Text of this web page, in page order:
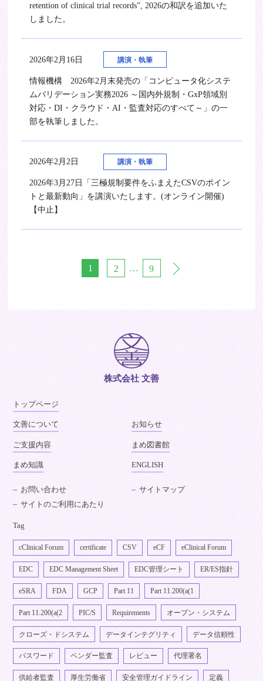
retention of clinical trial records”, 2026の和訳を追加いた
しました。
2026年2月16日 講演・執筆
情報機構 2026年2月末発売の「コンピュータ化システ
ムバリデーション実務2026 ～国内外規制・GxP領域別
対応・DI・クラウド・AI・監査対応のすべて～」の一
部を執筆しました。
2026年2月2日 講演・執筆
2026年3月27日「三極規制要件をふまえたCSVのポイン
トと最新動向」を講演いたします。(オンライン開催)
【中止】
1 2 … 9
株式会社 文善
トップページ
文善について お知らせ
ご支援内容 まめ図書館
まめ知識 ENGLISH
お問い合わせ
サイトマップ
サイトのご利用にあたり
Tag
cClinical Forum certificate CSV eCF eClinical Forum
EDC EDC Management Sheet EDC管理シート ER/ES指針
eSRA FDA GCP Part 11 Part 11.200(a(1
Part 11.200(a(2 PIC/S Requirements オープン・システム
クローズ・ドシステム データインテグリティ データ信頼性
パスワード ベンダー監査 レビュー 代理署名
供給者監査 厚生労働省 安全管理ガイドライン 定義